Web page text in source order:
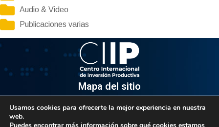
Audio & Video
Publicaciones varias
Mapa del sitio
Usamos cookies para ofrecerte la mejor experiencia en nuestra
web.